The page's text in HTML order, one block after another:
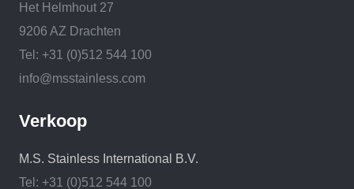
Het Helmhout 27
9206 AZ Drachten
Tel: +31 (0)512 544 100
info@msstainless.com
Verkoop
M.S. Stainless International B.V.
Tel: +31 (0)512 544 100